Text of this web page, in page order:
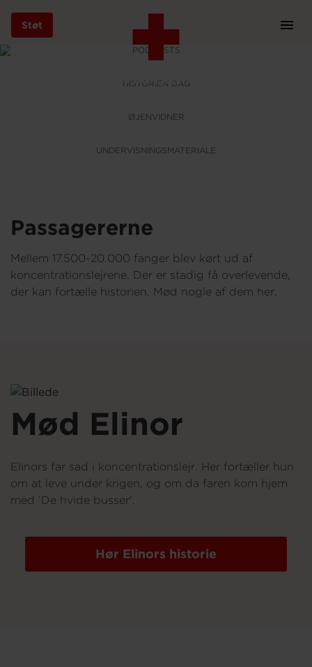
Gå
Støt
Vores indsatser
PASSAGERERNE
EN HISTORIE OM MOD OG HANDLEKRAFT
PODCASTS
HISTORIEN BAG
ØJENVIDNER
UNDERVISNINGSMATERIALE
Passagererne
Mellem 17.500-20.000 fanger blev kørt ud af
koncentrationslejrene. Der er stadig få overlevende,
der kan fortælle historien. Mød nogle af dem her.
Mød Elinor
Elinors far sad i koncentrationslejr. Her fortæller hun
om at leve under krigen, og om da faren kom hjem
med ’De hvide busser'.
Hør Elinors historie